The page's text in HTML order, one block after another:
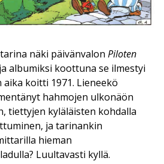
näki päivänvalon Piloten
albumiksi koottuna se ilmestyi
aika koitti 1971. Lieneekö
hahmojen ulkonäön
tiettyjen kyläläisten kohdalla
ja tarinankin
hieman
Luultavasti kyllä.